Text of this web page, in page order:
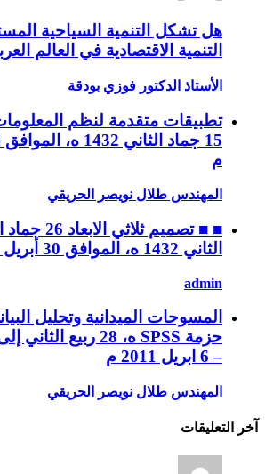
هل تشكل التنمية السياحية
التنمية الاقتصادية في العالم
الأستاذ الدكتور فوزي بودقة
م
المهندس طلال نويصر الحريقي
الثاني 1432 ه، الموافق 30 أبريل – 4 مايو 2011 م
admin
المسوحات الميدانية وتحليل
– 6 ابريل 2011 م
المهندس طلال نويصر الحريقي
آخر التعليقات